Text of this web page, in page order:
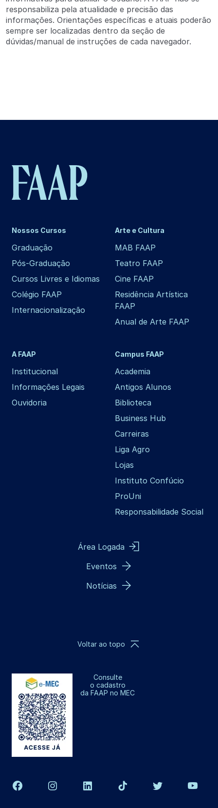
responsabiliza pela atualidade e precisão das
informações. Orientações específicas e atuais poderão
sempre ser localizadas dentro da seção de
dúvidas/manual de instruções de cada navegador.
Nossos Cursos
Graduação
Pós-Graduação
Cursos Livres e Idiomas
Colégio FAAP
Internacionalização
Arte e Cultura
MAB FAAP
Teatro FAAP
Cine FAAP
Residência Artística
FAAP
Anual de Arte FAAP
A FAAP
Institucional
Informações Legais
Ouvidoria
Campus FAAP
Academia
Antigos Alunos
Biblioteca
Business Hub
Carreiras
Liga Agro
Lojas
Instituto Confúcio
ProUni
Responsabilidade Social
Área Logada
Eventos
Notícias
Consulte
o cadastro
da FAAP no MEC
Voltar ao topo